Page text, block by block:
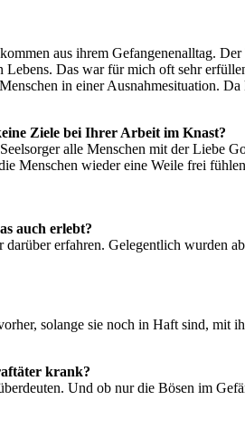
aus ihrem Gefangenenalltag.
Das war für mich oft sehr
in einer Ausnahmesituation.
Ziele bei Ihrer Arbeit im Knast?
alle Menschen mit der Liebe
Menschen wieder eine Weile frei
auch erlebt?
erfahren. Gelegentlich wurden
solange sie noch in Haft sind, mit
krank?
Und ob nur die Bösen im